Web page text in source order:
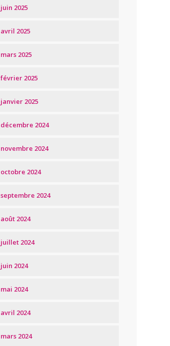
juin 2025
avril 2025
mars 2025
février 2025
janvier 2025
décembre 2024
novembre 2024
octobre 2024
septembre 2024
août 2024
juillet 2024
juin 2024
mai 2024
avril 2024
mars 2024